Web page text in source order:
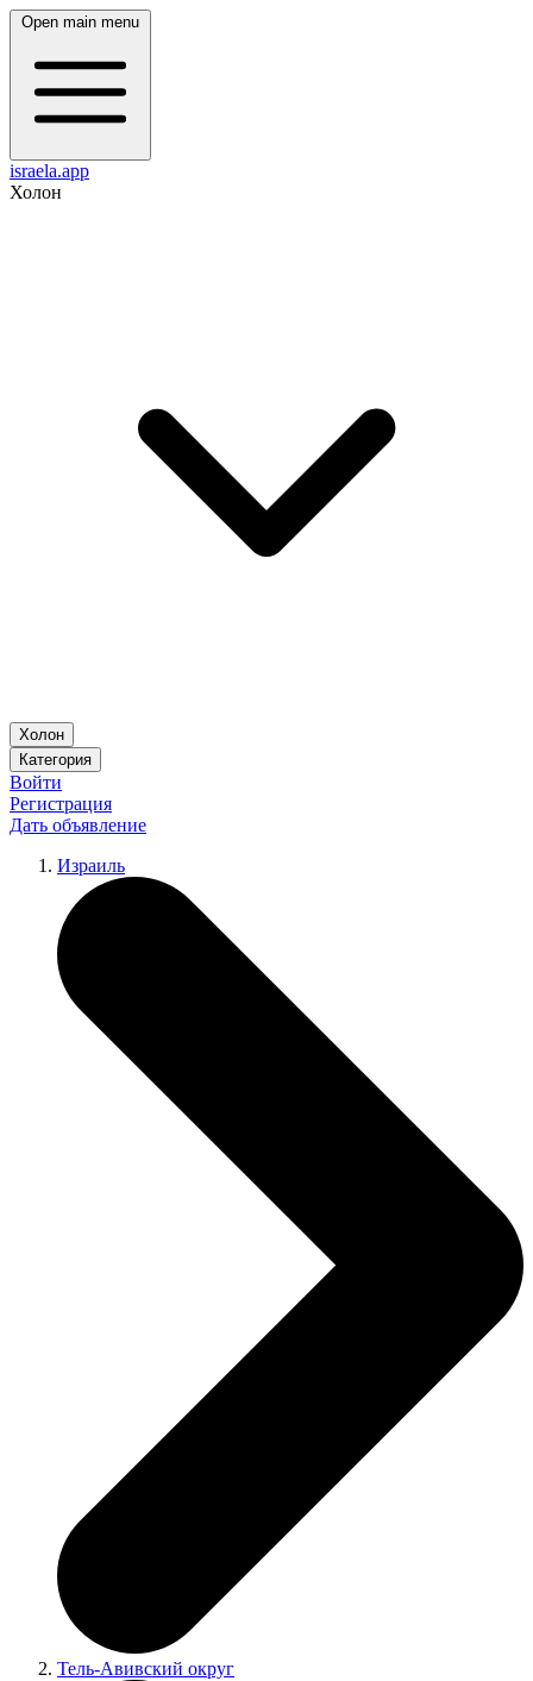
Open main menu
israela.app
Холон
Холон
Категория
Войти
Регистрация
Дать объявление
Израиль
Тель-Авивский округ